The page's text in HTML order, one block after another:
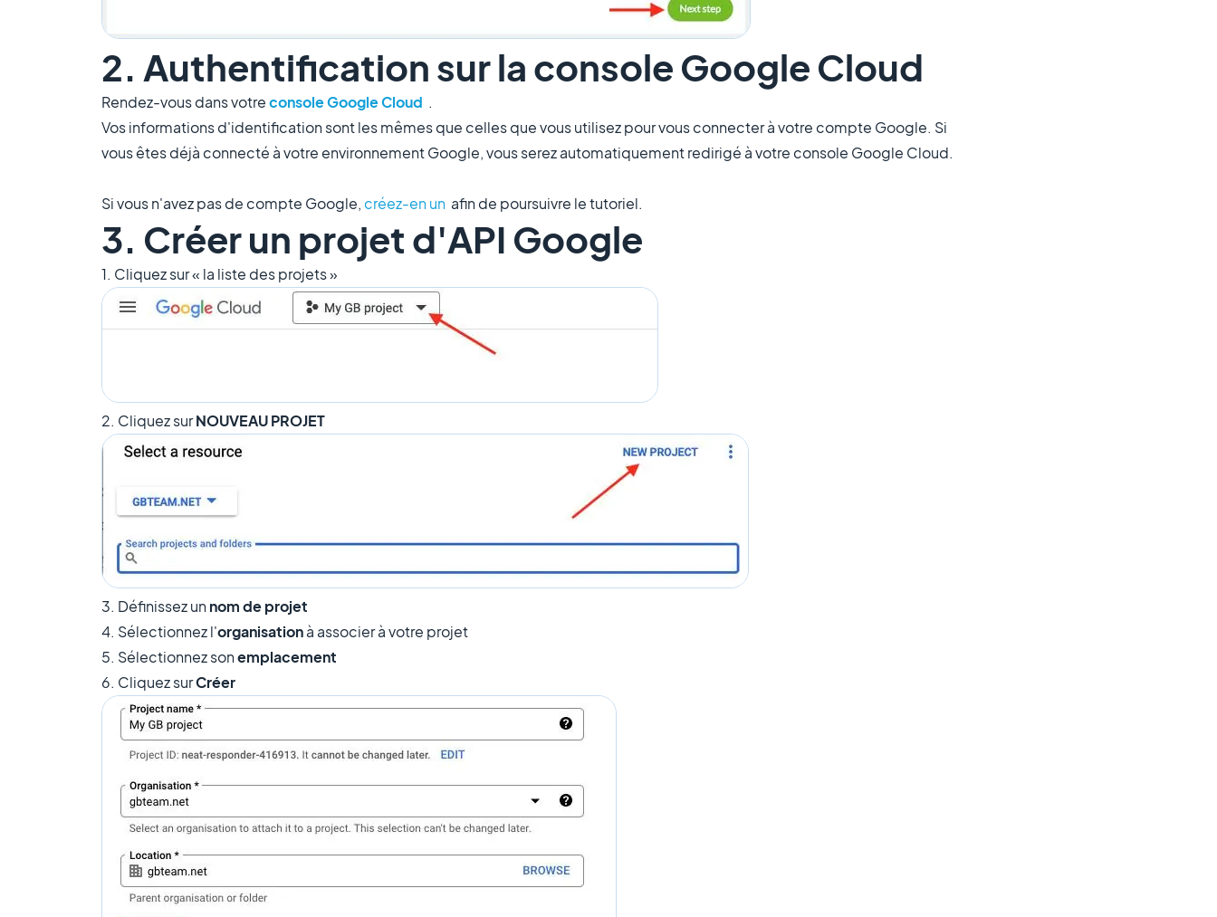
2. Authentification sur la console Google Cloud
Rendez-vous dans votreconsole Google Cloud .
Vos informations d'identification sont les mêmes que celles que vous utilisez pour vous connecter à votre compte Google. Si
vous êtes déjà connecté à votre environnement Google, vous serez automatiquement redirigé à votre console Google Cloud.
Si vous n'avez pas de compte Google, créez-en unafin de poursuivre le tutoriel.
3. Créer un projet d'API Google
1. Cliquez sur « la liste des projets »
2. Cliquez surNOUVEAU PROJET
3. Définissez unnom de projet
4. Sélectionnez l'organisationà associer à votre projet
5. Sélectionnez sonemplacement
6. Cliquez surCréer